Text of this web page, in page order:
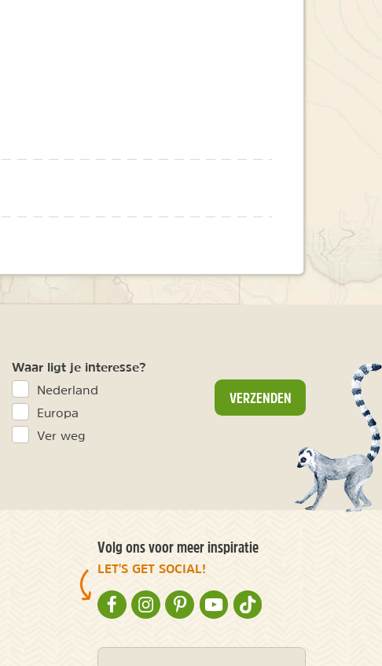
Waar ligt je interesse?
Nederland
Europa
Ver weg
VERZENDEN
Volg ons voor meer inspiratie
LET'S GET SOCIAL!
NATURESCANNER OP FACEBOOK
NATURESCANNER OP INSTAGRAM
NATURESCANNER OP PINTEREST
NATURESCANNER OP YOUTUBE
NATURESCANNER OP